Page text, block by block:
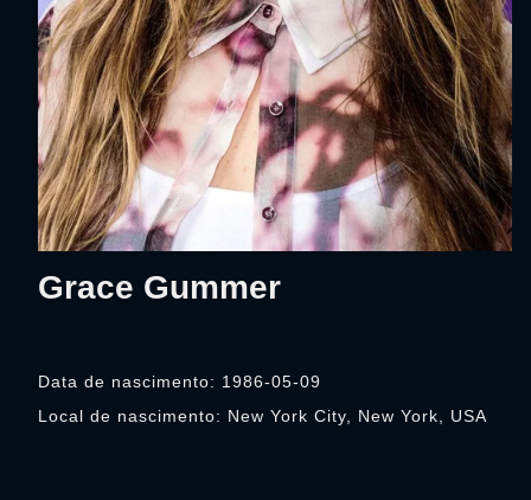
Grace Gummer
Data de nascimento: 1986-05-09
Local de nascimento: New York City, New York, USA